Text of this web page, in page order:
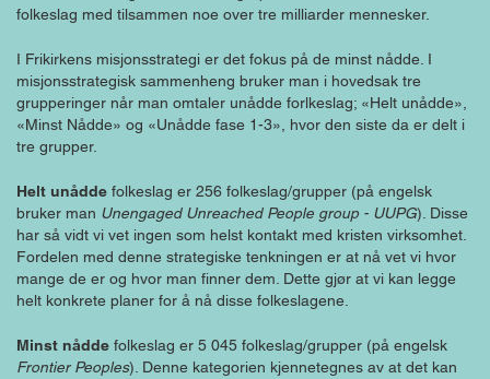
folkeslag med tilsammen noe over tre milliarder mennesker.
I Frikirkens misjonsstrategi er det fokus på de minst nådde. I
misjonsstrategisk sammenheng bruker man i hovedsak tre
grupperinger når man omtaler unådde forlkeslag; «Helt unådde»,
«Minst Nådde» og «Unådde fase 1-3», hvor den siste da er delt i
tre grupper.
Helt unådde folkeslag er 256 folkeslag/grupper (på engelsk
bruker man Unengaged Unreached People group - UUPG). Disse
har så vidt vi vet ingen som helst kontakt med kristen virksomhet.
Fordelen med denne strategiske tenkningen er at nå vet vi hvor
mange de er og hvor man finner dem. Dette gjør at vi kan legge
helt konkrete planer for å nå disse folkeslagene.
Minst nådde folkeslag er 5 045 folkeslag/grupper (på engelsk
Frontier Peoples). Denne kategorien kjennetegnes av at det kan